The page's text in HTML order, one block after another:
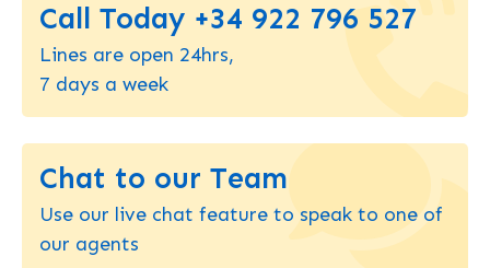
Call Today +34 922 796 527
Lines are open 24hrs,
7 days a week
Chat to our Team
Use our live chat feature to speak to one of
our agents